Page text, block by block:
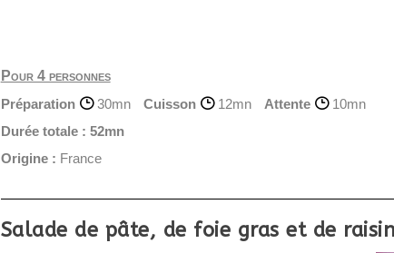
Pour 4 personnes
Préparation
30mn Cuisson 12mn Attente
10mn
Durée totale : 52mn
Origine : France
Salade de pâte, de foie gras et de